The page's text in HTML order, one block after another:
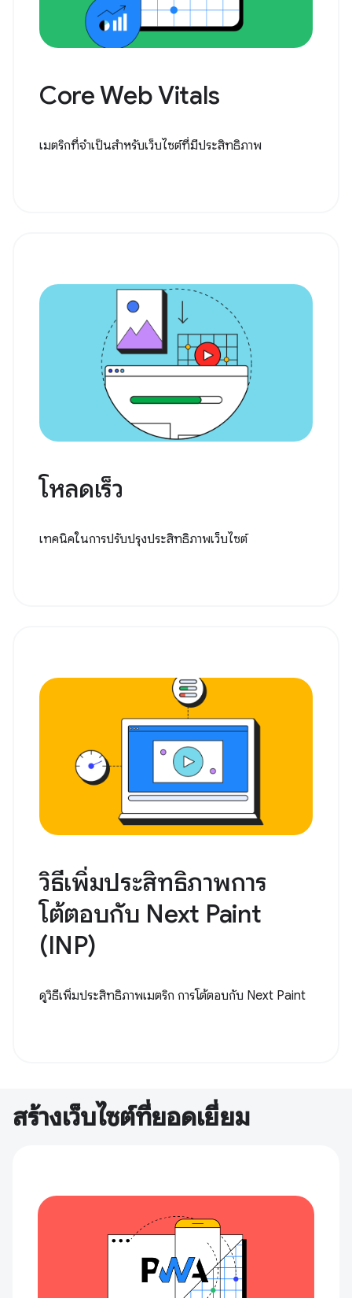
Core Web Vitals
เมตริกที่จำเป็นสำหรับเว็บไซต์ที่มีประสิทธิภาพ
โหลดเร็ว
เทคนิคในการปรับปรุงประสิทธิภาพเว็บไซต์
วิธีเพิ่มประสิทธิภาพการ
โต้ตอบกับ Next Paint
(INP)
ดูวิธีเพิ่มประสิทธิภาพเมตริก การโต้ตอบกับ Next Paint
สร้างเว็บไซต์ที่ยอดเยี่ยม